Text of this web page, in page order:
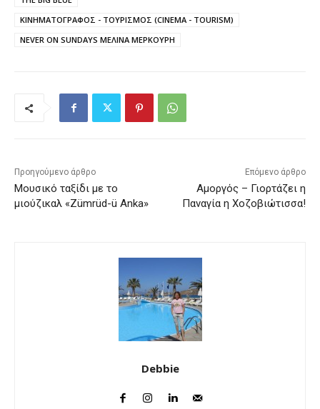
ΚΙΝΗΜΑΤΟΓΡΑΦΟΣ - ΤΟΥΡΙΣΜΟΣ (CINEMA - TOURISM)
NEVER ON SUNDAYS ΜΕΛΙΝΑ ΜΕΡΚΟΥΡΗ
Προηγούμενο άρθρο
Μουσικό ταξίδι με το
μιούζικαλ «Zümrüd-ü Anka»
Επόμενο άρθρο
Αμοργός – Γιορτάζει η
Παναγία η Χοζοβιώτισσα!
Debbie